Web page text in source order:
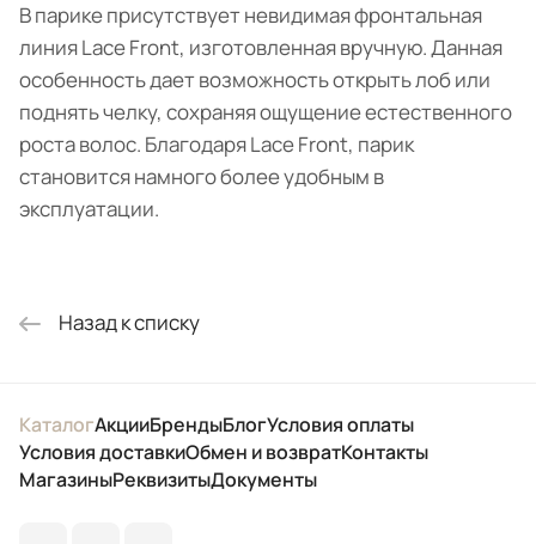
В парике присутствует невидимая фронтальная
линия Lace Front, изготовленная вручную. Данная
особенность дает возможность открыть лоб или
поднять челку, сохраняя ощущение естественного
роста волос. Благодаря Lace Front, парик
становится намного более удобным в
эксплуатации.
Назад к списку
КаталогАкцииБрендыБлогУсловия оплаты
Условия доставкиОбмен и возвратКонтакты
МагазиныРеквизитыДокументы